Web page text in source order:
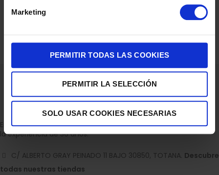
Marketing
PERMITIR TODAS LAS COOKIES
PERMITIR LA SELECCIÓN
SOLO USAR COOKIES NECESARIAS
SOPORTE TV HAMA 00220898 600×400 FULLMOTION 2
69,00€
Empresa dedicada a la venta de accesorios para el hogar con
la experiencia de 36 años.
C/ ALBERTO GRAY PEINADO 11 BAJO 30850, TOTANA. Descubre
todas nuestras tiendas